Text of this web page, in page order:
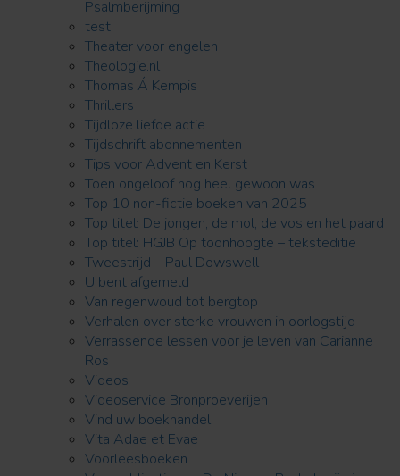
Psalmberijming
test
Theater voor engelen
Theologie.nl
Thomas Á Kempis
Thrillers
Tijdloze liefde actie
Tijdschrift abonnementen
Tips voor Advent en Kerst
Toen ongeloof nog heel gewoon was
Top 10 non-fictie boeken van 2025
Top titel: De jongen, de mol, de vos en het paard
Top titel: HGJB Op toonhoogte – teksteditie
Tweestrijd – Paul Dowswell
U bent afgemeld
Van regenwoud tot bergtop
Verhalen over sterke vrouwen in oorlogstijd
Verrassende lessen voor je leven van Carianne
Ros
Videos
Videoservice Bronproeverijen
Vind uw boekhandel
Vita Adae et Evae
Voorleesboeken